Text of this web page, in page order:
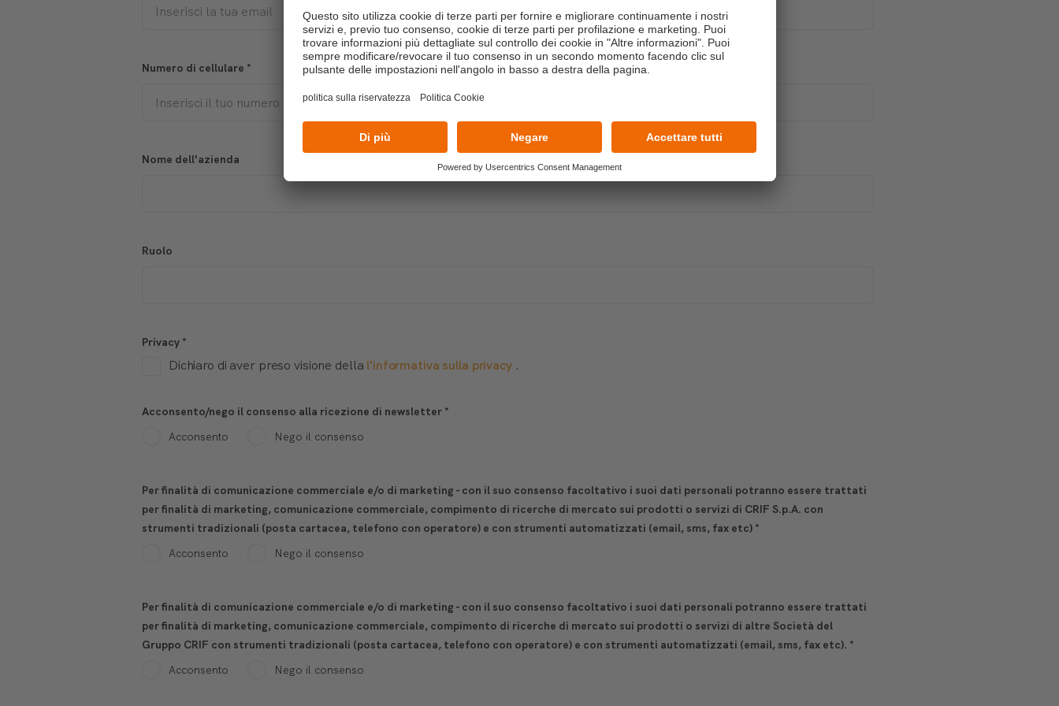
Numero di cellulare *
Nome dell'azienda
Ruolo
Privacy *
Dichiaro di aver preso visione della l'informativa sulla privacy .
Acconsento/nego il consenso alla ricezione di newsletter *
Acconsento
Nego il consenso
Per finalità di comunicazione commerciale e/o di marketing - con il suo consenso facoltativo i suoi dati personali potranno essere trattati
per finalità di marketing, comunicazione commerciale, compimento di ricerche di mercato sui prodotti o servizi di CRIF S.p.A. con
strumenti tradizionali (posta cartacea, telefono con operatore) e con strumenti automatizzati (email, sms, fax etc) *
Acconsento
Nego il consenso
Per finalità di comunicazione commerciale e/o di marketing - con il suo consenso facoltativo i suoi dati personali potranno essere trattati
per finalità di marketing, comunicazione commerciale, compimento di ricerche di mercato sui prodotti o servizi di altre Società del
Gruppo CRIF con strumenti tradizionali (posta cartacea, telefono con operatore) e con strumenti automatizzati (email, sms, fax etc). *
Acconsento
Nego il consenso